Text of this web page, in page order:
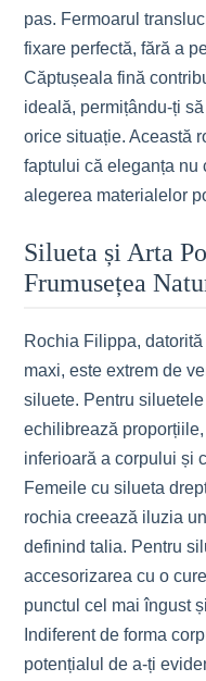
pas. Fermoarul
fixare perfectă, fără a
Căptușeala fină
ideală, permițându-ți
orice situație. Această
faptului că eleganța nu
alegerea materialelor
Silueta și Arta
Frumusețea
Rochia Filippa,
maxi, este extrem de
siluete. Pentru
echilibrează
inferioară a corpului și
Femeile cu silueta
rochia creează iluzia
definind talia. Pentru
accesorizarea cu o
punctul cel mai îngust
Indiferent de forma
potențialul de a-ți